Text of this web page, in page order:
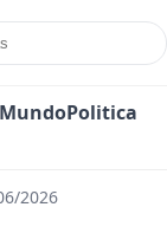
MundoPolitica
2026